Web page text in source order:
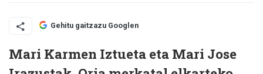
Gehitu gaitzazu Googlen
Mari Karmen Iztueta eta Mari Jose